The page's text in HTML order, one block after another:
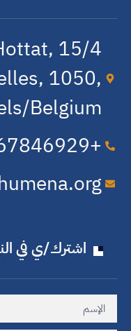
1050,
Belgium
+32​467​846​929
اشترك/ي في